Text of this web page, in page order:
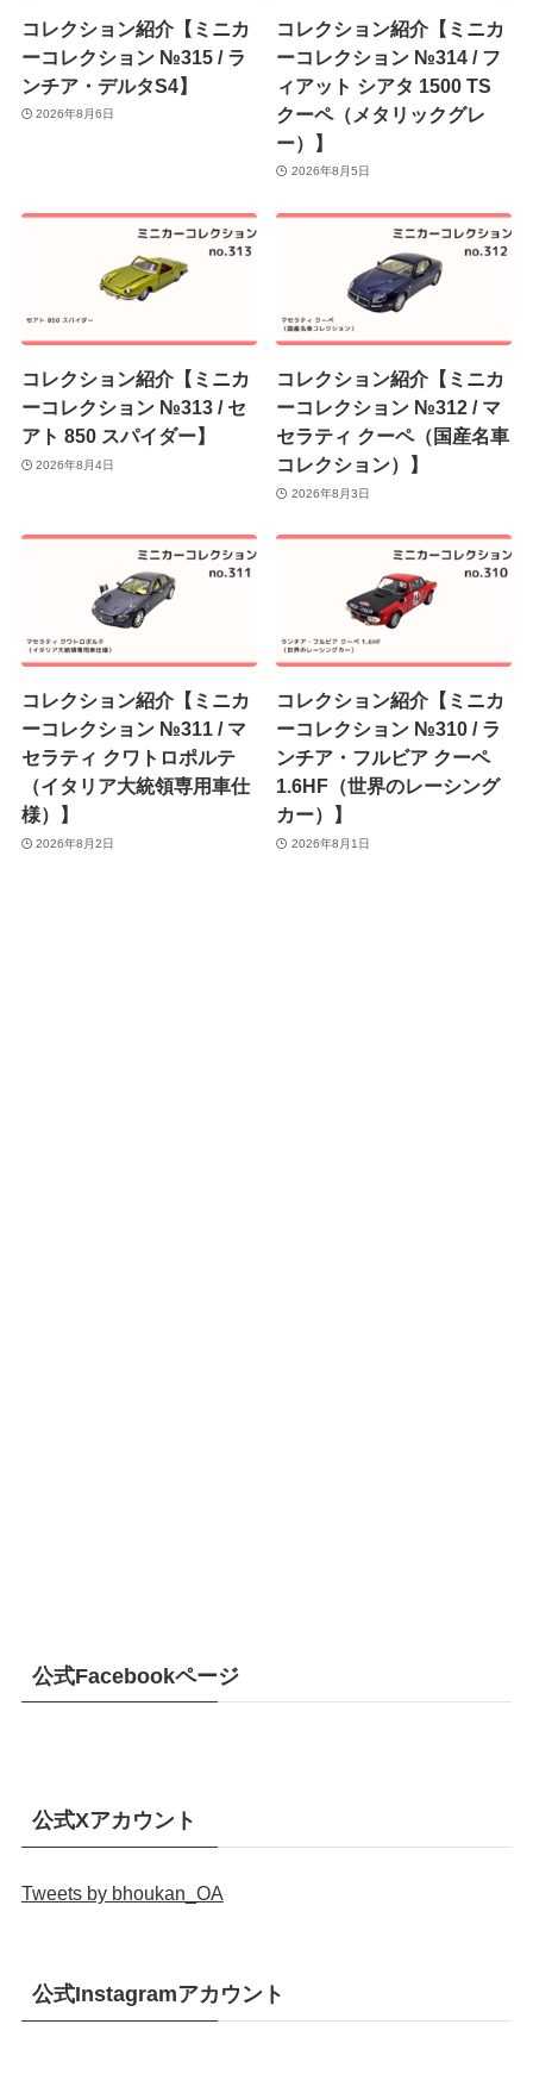
コレクション紹介【ミニカ
ーコレクション №315 / ラ
ンチア・デルタS4】
2026年8月6日
コレクション紹介【ミニカ
ーコレクション №314 / フ
ィアット シアタ 1500 TS
クーペ（メタリックグレ
ー）】
2026年8月5日
コレクション紹介【ミニカ
ーコレクション №313 / セ
アト 850 スパイダー】
2026年8月4日
コレクション紹介【ミニカ
ーコレクション №312 / マ
セラティ クーペ（国産名車
コレクション）】
2026年8月3日
コレクション紹介【ミニカ
ーコレクション №311 / マ
セラティ クワトロポルテ
（イタリア大統領専用車仕
様）】
2026年8月2日
コレクション紹介【ミニカ
ーコレクション №310 / ラ
ンチア・フルビア クーペ
1.6HF（世界のレーシング
カー）】
2026年8月1日
公式Facebookページ
公式Xアカウント
Tweets by bhoukan_OA
公式Instagramアカウント